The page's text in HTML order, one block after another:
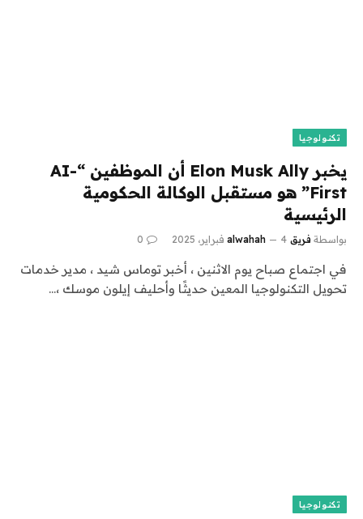
تكنولوجيا
يخبر Elon Musk Ally أن الموظفين “AI-
First” هو مستقبل الوكالة الحكومية
الرئيسية
بواسطة فريق alwahah 4 فبراير، 2025 0
في اجتماع صباح يوم الاثنين ، أخبر توماس شيد ، مدير خدمات
تحويل التكنولوجيا المعين حديثًا وأحليف إيلون موسك ،…
تكنولوجيا